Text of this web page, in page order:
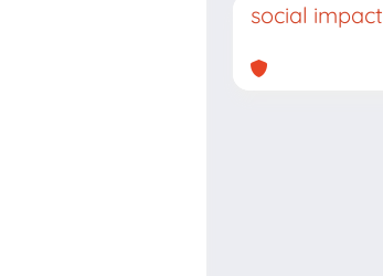
social impact